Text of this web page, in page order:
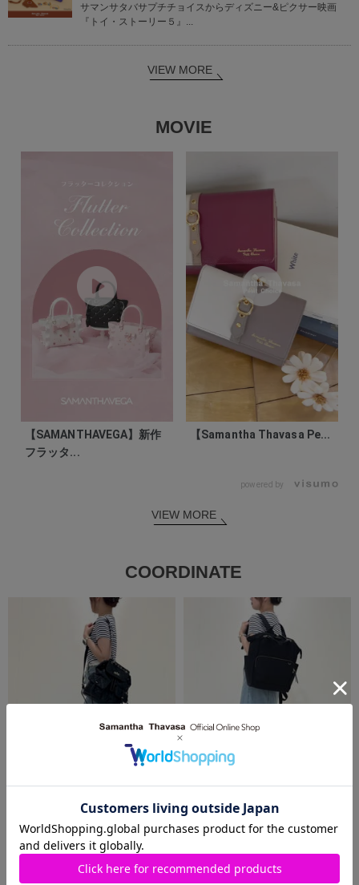
サマンサタバサプチチョイスからディズニー&ピクサー映画
『トイ・ストーリー５』...
VIEW MORE
MOVIE
【SAMANTHAVEGA】新作
フラッタ...
【Samantha Thavasa Pe...
powered by
VIEW MORE
COORDINATE
2026.08.09
Samantha Thavasa
2026.08.08
Samantha Thavasa